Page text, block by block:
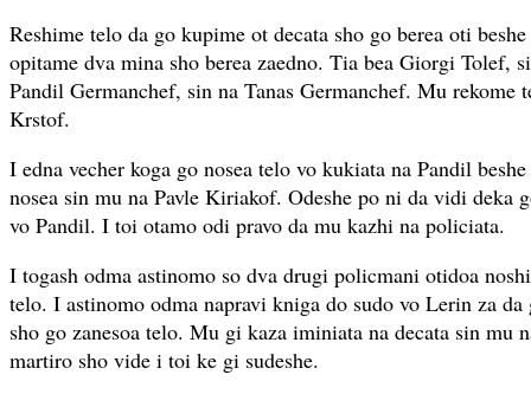
Reshime telo da go kupime ot decata sho go berea oti
opitame dva mina sho berea zaedno. Tia bea Giorgi Tolef,
Pandil Germanchef, sin na Tanas Germanchef. Mu rekome
Krstof.
I edna vecher koga go nosea telo vo kukiata na Pandil
nosea sin mu na Pavle Kiriakof. Odeshe po ni da vidi deka
vo Pandil. I toi otamo odi pravo da mu kazhi na policiata.
I togash odma astinomo so dva drugi policmani otidoa
telo. I astinomo odma napravi kniga do sudo vo Lerin za
sho go zanesoa telo. Mu gi kaza iminiata na decata sin mu
martiro sho vide i toi ke gi sudeshe.